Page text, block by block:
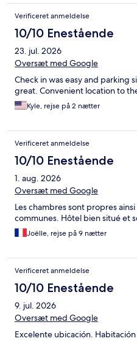
Verificeret anmeldelse
10/10 Enestående
23. jul. 2026
Oversæt med Google
Check in was easy and parking
great. Convenient location to
Kyle, rejse på 2 nætter
Verificeret anmeldelse
10/10 Enestående
1. aug. 2026
Oversæt med Google
Les chambres sont propres
communes. Hôtel bien situé et
Joëlle, rejse på 9 nætter
Verificeret anmeldelse
10/10 Enestående
9. jul. 2026
Oversæt med Google
Excelente ubicación.